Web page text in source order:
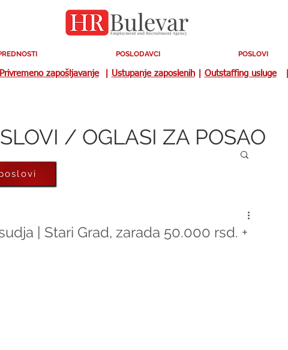
POSLODAVCI POSLOVI
Privremeno zapošljavanje| Ustupanje zaposlenih| Outstaffing usluge|
/ OGLASI ZA POSAO
| Stari Grad, zarada 50.000 rsd. +